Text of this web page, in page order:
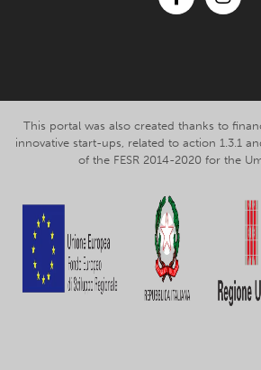
This portal was also created thanks to
innovative start-ups, related to action 1.3.1
of the FESR 2014-2020 for the